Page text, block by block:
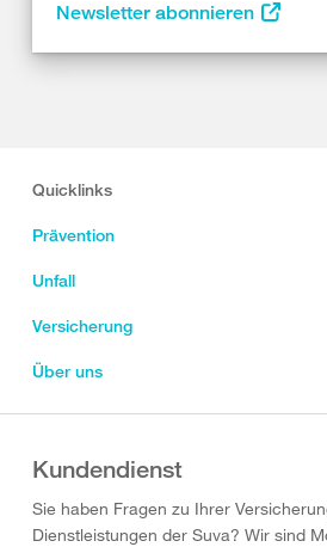
Newsletter abonnieren
Quicklinks
Prävention
Unfall
Versicherung
Über uns
Kundendienst
Sie haben Fragen zu Ihrer
Dienstleistungen der Suva? Wir sind